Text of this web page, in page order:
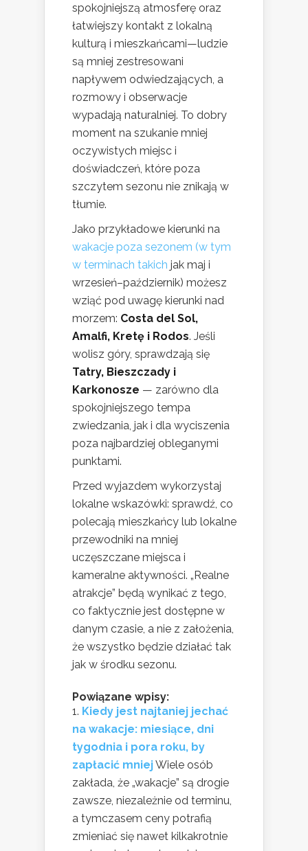
spokojniejszą atmosferę oraz
łatwiejszy kontakt z lokalną
kulturą i mieszkańcami—ludzie
są mniej zestresowani
napływem odwiedzających, a
rozmowy i obserwacje
wypadają naturalniej. To dobry
moment na szukanie mniej
oczywistych miejsc i
doświadczeń, które poza
szczytem sezonu nie znikają w
tłumie.
Jako przykładowe kierunki na
wakacje poza sezonem (w tym
w terminach takich jak maj i
wrzesień–październik) możesz
wziąć pod uwagę kierunki nad
morzem: Costa del Sol,
Amalfi, Kretę i Rodos. Jeśli
wolisz góry, sprawdzają się
Tatry, Bieszczady i
Karkonosze — zarówno dla
spokojniejszego tempa
zwiedzania, jak i dla wyciszenia
poza najbardziej obleganymi
punktami.
Przed wyjazdem wykorzystaj
lokalne wskazówki: sprawdź, co
polecają mieszkańcy lub lokalne
przewodniki na mniej
uczęszczane miejsca i
kameralne aktywności. „Realne
atrakcje” będą wynikać z tego,
co faktycznie jest dostępne w
danym czasie, a nie z założenia,
że wszystko będzie działać tak
jak w środku sezonu.
Powiązane wpisy:
Kiedy jest najtaniej jechać
na wakacje: miesiące, dni
tygodnia i pora roku, by
zapłacić mniejWiele osób
zakłada, że „wakacje” są drogie
zawsze, niezależnie od terminu,
a tymczasem ceny potrafią
zmieniać się nawet kilkakrotnie